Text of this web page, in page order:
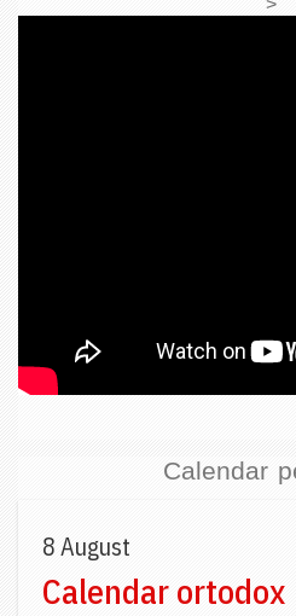
Calendar
8 August
Calendar ortodox